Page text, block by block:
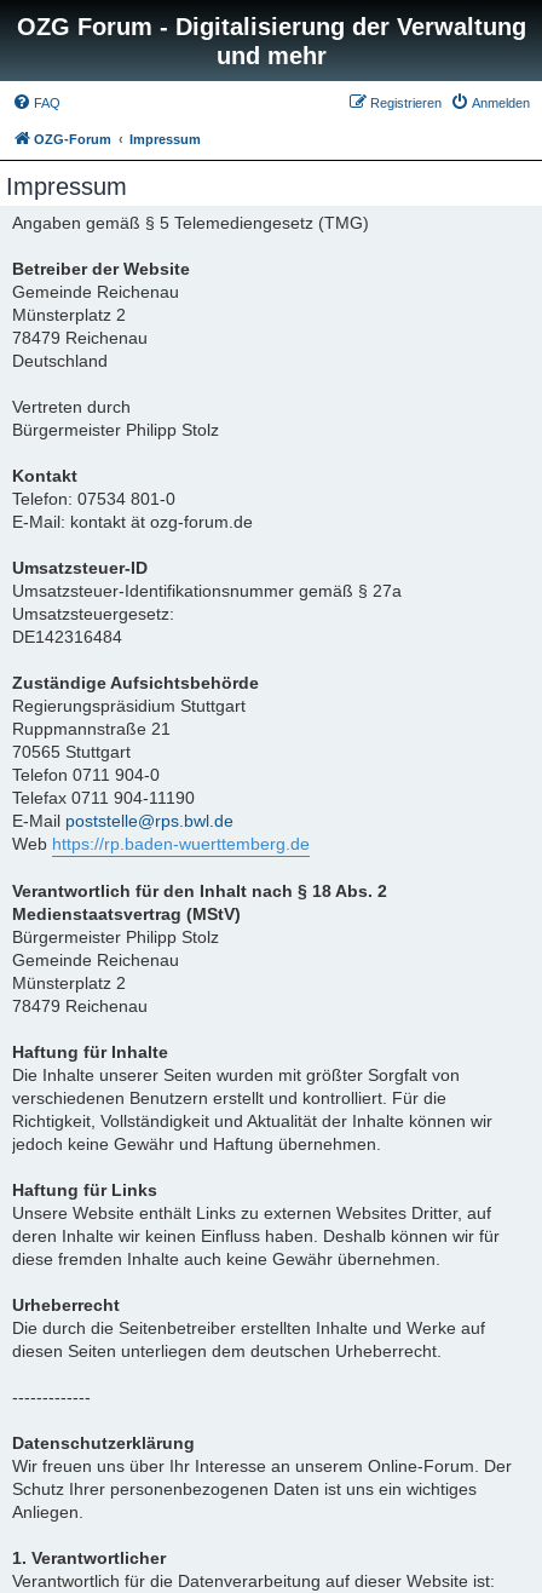
OZG Forum - Digitalisierung der Verwaltung
und mehr
FAQ Anmelden
Registrieren
OZG-Forum Impressum
Impressum
Angaben gemäß § 5 Telemediengesetz (TMG)
Betreiber der Website
Gemeinde Reichenau
Münsterplatz 2
78479 Reichenau
Deutschland
Vertreten durch
Bürgermeister Philipp Stolz
Kontakt
Telefon: 07534 801-0
E-Mail: kontakt ät ozg-forum.de
Umsatzsteuer-ID
Umsatzsteuer-Identifikationsnummer gemäß § 27a
Umsatzsteuergesetz:
DE142316484
Zuständige Aufsichtsbehörde
Regierungspräsidium Stuttgart
Ruppmannstraße 21
70565 Stuttgart
Telefon 0711 904-0
Telefax 0711 904-11190
E-Mail poststelle@rps.bwl.de
Web https://rp.baden-wuerttemberg.de
Verantwortlich für den Inhalt nach § 18 Abs. 2
Medienstaatsvertrag (MStV)
Bürgermeister Philipp Stolz
Gemeinde Reichenau
Münsterplatz 2
78479 Reichenau
Haftung für Inhalte
Die Inhalte unserer Seiten wurden mit größter Sorgfalt von
verschiedenen Benutzern erstellt und kontrolliert. Für die
Richtigkeit, Vollständigkeit und Aktualität der Inhalte können wir
jedoch keine Gewähr und Haftung übernehmen.
Haftung für Links
Unsere Website enthält Links zu externen Websites Dritter, auf
deren Inhalte wir keinen Einfluss haben. Deshalb können wir für
diese fremden Inhalte auch keine Gewähr übernehmen.
Urheberrecht
Die durch die Seitenbetreiber erstellten Inhalte und Werke auf
diesen Seiten unterliegen dem deutschen Urheberrecht.
-------------
Datenschutzerklärung
Wir freuen uns über Ihr Interesse an unserem Online-Forum. Der
Schutz Ihrer personenbezogenen Daten ist uns ein wichtiges
Anliegen.
1. Verantwortlicher
Verantwortlich für die Datenverarbeitung auf dieser Website ist: